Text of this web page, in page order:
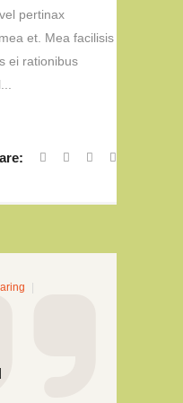
pertinax
et. Mea facilisis
ei rationibus